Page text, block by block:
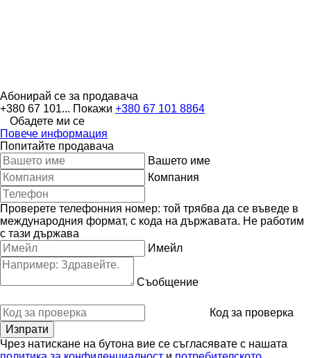
Абонирай се за продавача
+380 67 101... Покажи +380 67 101 8864
Обадете ми се
Повече информация
Попитайте продавача
Вашето име
Компания
Проверете телефонния номер: той трябва да се въведе в
международния формат, с кода на държавата. Не работим
с тази държава
Имейл
Съобщение
Код за проверка
Чрез натискане на бутона вие се съгласявате с нашата